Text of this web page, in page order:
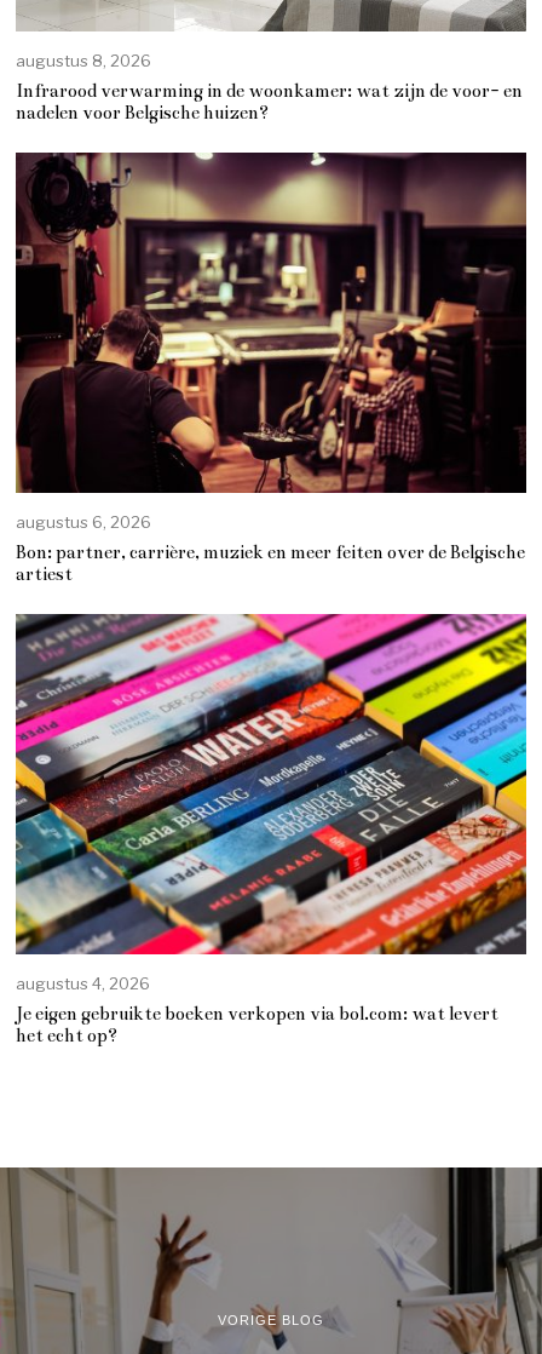
augustus 8, 2026
Infrarood verwarming in de woonkamer: wat zijn de voor- en
nadelen voor Belgische huizen?
augustus 6, 2026
Bon: partner, carrière, muziek en meer feiten over de Belgische
artiest
augustus 4, 2026
Je eigen gebruikte boeken verkopen via bol.com: wat levert
het echt op?
VORIGE BLOG